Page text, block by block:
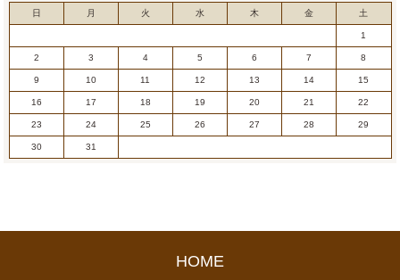
日 月 火 水 木 金 土
1
2 3 4 5 6 7 8
9 10 11 12 13 14 15
16 17 18 19 20 21 22
23 24 25 26 27 28 29
30 31
HOME